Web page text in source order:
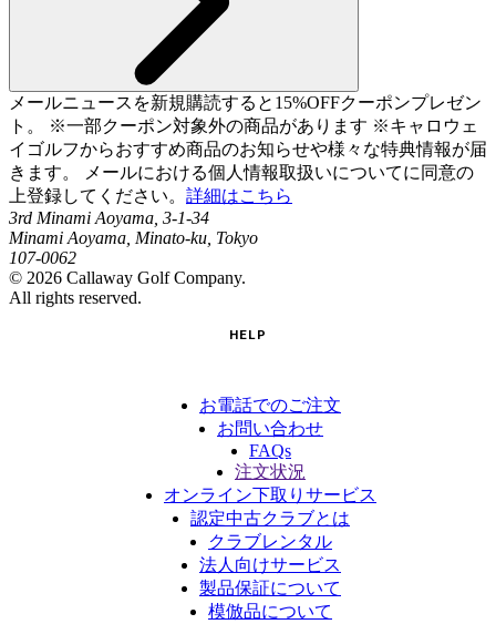
メールニュースを新規購読すると15%OFFクーポンプレゼン
ト。 ※一部クーポン対象外の商品があります ※キャロウェ
イゴルフからおすすめ商品のお知らせや様々な特典情報が届
きます。 メールにおける個人情報取扱いについてに同意の
上登録してください。 詳細はこちら
3rd Minami Aoyama, 3-1-34
Minami Aoyama, Minato-ku, Tokyo
107-0062
© 2026 Callaway Golf Company.
All rights reserved.
HELP
お電話でのご注文
お問い合わせ
FAQs
注文状況
オンライン下取りサービス
認定中古クラブとは
クラブレンタル
法人向けサービス
製品保証について
模倣品について